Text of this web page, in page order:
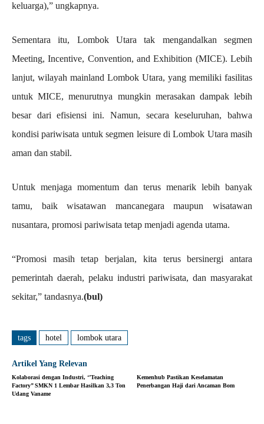
keluarga),” ungkapnya.
Sementara itu, Lombok Utara tak mengandalkan segmen
Meeting, Incentive, Convention, and Exhibition (MICE). Lebih
lanjut, wilayah mainland Lombok Utara, yang memiliki fasilitas
untuk MICE, menurutnya mungkin merasakan dampak lebih
besar dari efisiensi ini. Namun, secara keseluruhan, bahwa
kondisi pariwisata untuk segmen leisure di Lombok Utara masih
aman dan stabil.
Untuk menjaga momentum dan terus menarik lebih banyak
tamu, baik wisatawan mancanegara maupun wisatawan
nusantara, promosi pariwisata tetap menjadi agenda utama.
“Promosi masih tetap berjalan, kita terus bersinergi antara
pemerintah daerah, pelaku industri pariwisata, dan masyarakat
sekitar,” tandasnya.(bul)
tags hotel lombok utara
Artikel Yang Relevan
Kolaborasi dengan Industri, ‘’Teaching
Factory’’ SMKN 1 Lembar Hasilkan 3,3 Ton
Udang Vaname
Kemenhub Pastikan Keselamatan
Penerbangan Haji dari Ancaman Bom